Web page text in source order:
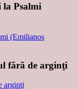
la Psalmi
fără de arginţi